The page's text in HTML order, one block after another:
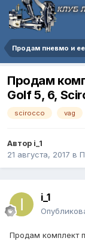
Продам пневмо и
Продам
Golf 5, 6,
scirocco vag
Автор i_1
21 августа, 2017 в
i_1
Продам комплект